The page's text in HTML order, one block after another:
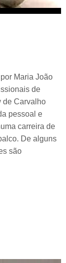
Maria João
de
de Carvalho
pessoal e
carreira de
De alguns
são